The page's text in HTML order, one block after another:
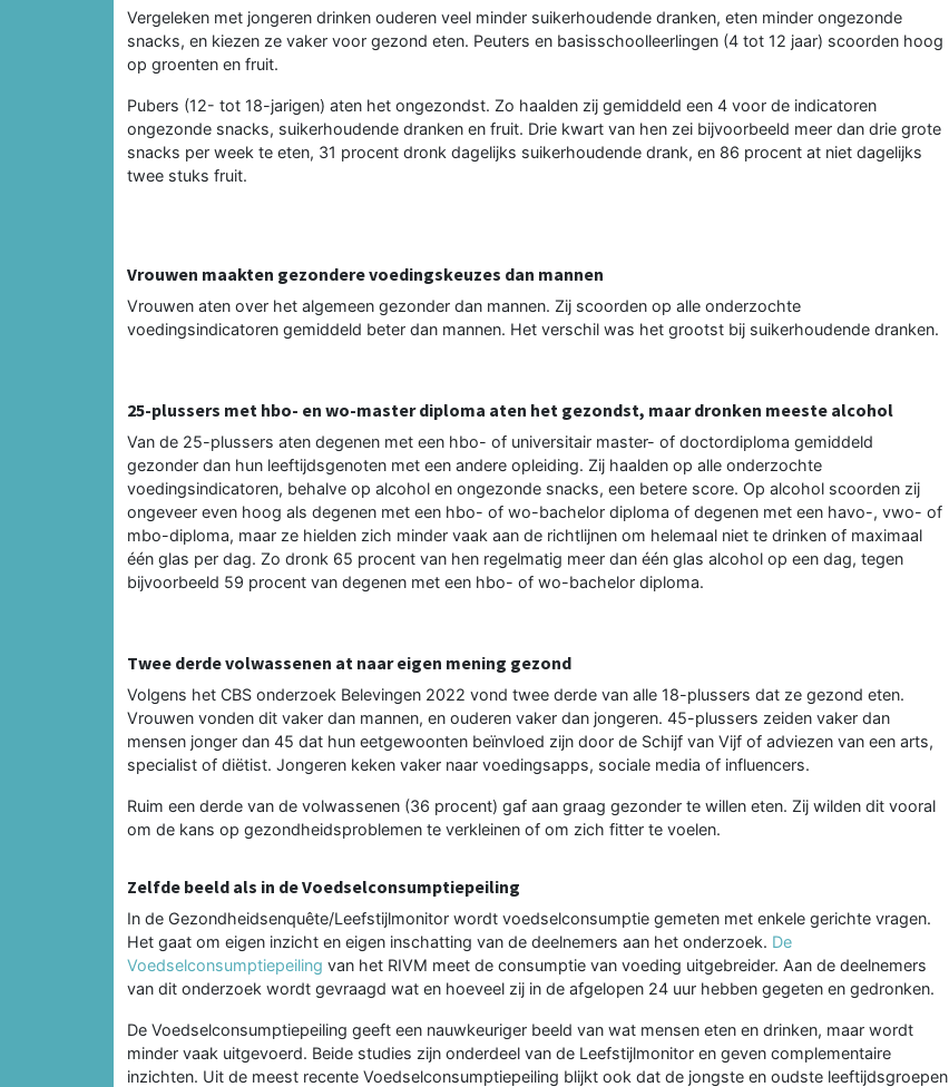
Vergeleken met jongeren drinken ouderen veel minder suikerhoudende dranken, eten minder ongezonde
snacks, en kiezen ze vaker voor gezond eten. Peuters en basisschoolleerlingen (4 tot 12 jaar) scoorden hoog
op groenten en fruit.
Pubers (12- tot 18-jarigen) aten het ongezondst. Zo haalden zij gemiddeld een 4 voor de indicatoren
ongezonde snacks, suikerhoudende dranken en fruit. Drie kwart van hen zei bijvoorbeeld meer dan drie grote
snacks per week te eten, 31 procent dronk dagelijks suikerhoudende drank, en 86 procent at niet dagelijks
twee stuks fruit.
Vrouwen maakten gezondere voedingskeuzes dan mannen
Vrouwen aten over het algemeen gezonder dan mannen. Zij scoorden op alle onderzochte
voedingsindicatoren gemiddeld beter dan mannen. Het verschil was het grootst bij suikerhoudende dranken.
25-plussers met hbo- en wo-master diploma aten het gezondst, maar dronken meeste alcohol
Van de 25-plussers aten degenen met een hbo- of universitair master- of doctordiploma gemiddeld
gezonder dan hun leeftijdsgenoten met een andere opleiding. Zij haalden op alle onderzochte
voedingsindicatoren, behalve op alcohol en ongezonde snacks, een betere score. Op alcohol scoorden zij
ongeveer even hoog als degenen met een hbo- of wo-bachelor diploma of degenen met een havo-, vwo- of
mbo-diploma, maar ze hielden zich minder vaak aan de richtlijnen om helemaal niet te drinken of maximaal
één glas per dag. Zo dronk 65 procent van hen regelmatig meer dan één glas alcohol op een dag, tegen
bijvoorbeeld 59 procent van degenen met een hbo- of wo-bachelor diploma.
Twee derde volwassenen at naar eigen mening gezond
Volgens het CBS onderzoek Belevingen 2022 vond twee derde van alle 18-plussers dat ze gezond eten.
Vrouwen vonden dit vaker dan mannen, en ouderen vaker dan jongeren. 45-plussers zeiden vaker dan
mensen jonger dan 45 dat hun eetgewoonten beïnvloed zijn door de Schijf van Vijf of adviezen van een arts,
specialist of diëtist. Jongeren keken vaker naar voedingsapps, sociale media of influencers.
Ruim een derde van de volwassenen (36 procent) gaf aan graag gezonder te willen eten. Zij wilden dit vooral
om de kans op gezondheidsproblemen te verkleinen of om zich fitter te voelen.
Zelfde beeld als in de Voedselconsumptiepeiling
In de Gezondheidsenquête/Leefstijlmonitor wordt voedselconsumptie gemeten met enkele gerichte vragen.
Het gaat om eigen inzicht en eigen inschatting van de deelnemers aan het onderzoek. De
Voedselconsumptiepeiling van het RIVM meet de consumptie van voeding uitgebreider. Aan de deelnemers
van dit onderzoek wordt gevraagd wat en hoeveel zij in de afgelopen 24 uur hebben gegeten en gedronken.
De Voedselconsumptiepeiling geeft een nauwkeuriger beeld van wat mensen eten en drinken, maar wordt
minder vaak uitgevoerd. Beide studies zijn onderdeel van de Leefstijlmonitor en geven complementaire
inzichten. Uit de meest recente Voedselconsumptiepeiling blijkt ook dat de jongste en oudste leeftijdsgroepen